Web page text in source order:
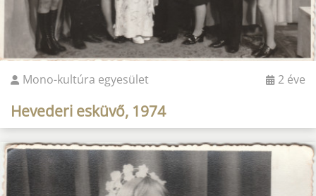
Mono-kultúra egyesület 2 éve
Hevederi esküvő, 1974